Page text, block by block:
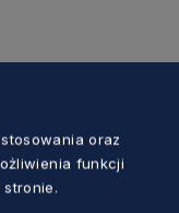
oraz
funkcji